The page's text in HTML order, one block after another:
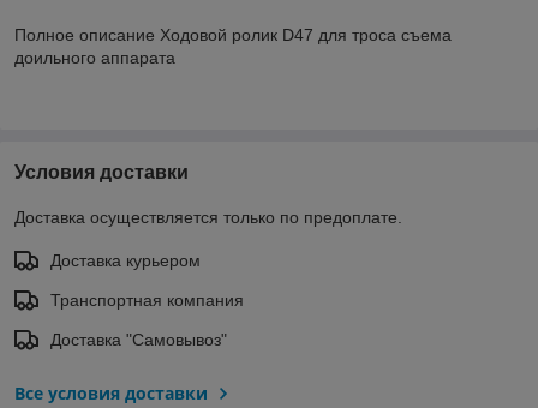
Полное описание Ходовой ролик D47 для троса съема
доильного аппарата
Условия доставки
Доставка осуществляется только по предоплате.
Доставка курьером
Транспортная компания
Доставка "Самовывоз"
Все условия доставки